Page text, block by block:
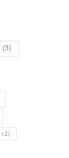
(3)
(2)